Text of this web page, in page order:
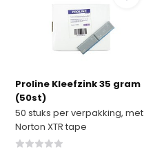
Proline Kleefzink 35 gram
(50st)
50 stuks per verpakking, met
Norton XTR tape